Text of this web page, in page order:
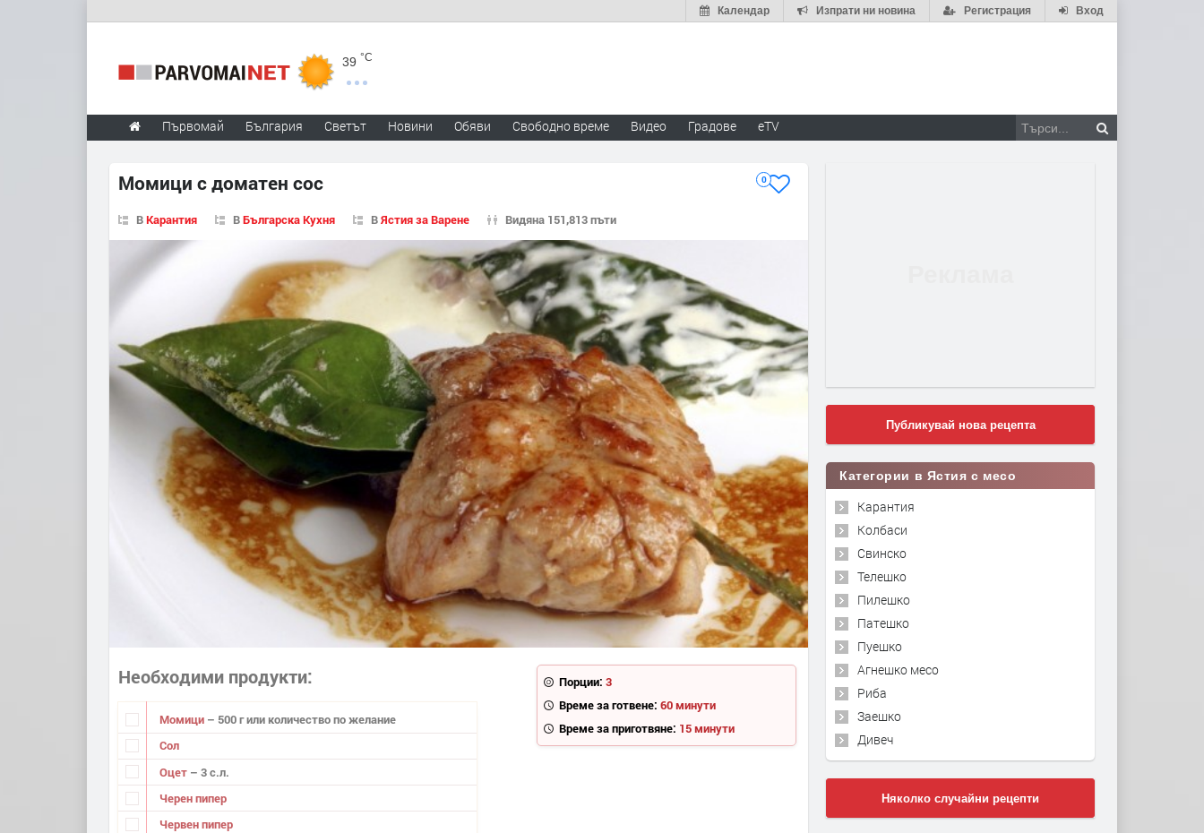
Вход
Регистрация
Изпрати ни новина
Календар
39 °C
Първомай България Светът Новини Обяви Свободно време Видео Градове eTV
Момици с доматен сос 0
ВКарантия ВБългарска Кухня ВЯстия за Варене Видяна 151,813 пъти
Порции: 3
Време за готвене: 60 минути
Време за приготвяне: 15 минути
Необходими продукти
Момици – 500 г или количество по желание
Сол
Оцет – 3 с.л.
Черен пипер
Червен пипер
Публикувай нова рецепта
Категории в Ястия с месо
Карантия
Колбаси
Свинско
Телешко
Пилешко
Патешко
Пуешко
Агнешко месо
Риба
Заешко
Дивеч
Няколко случайни рецепти